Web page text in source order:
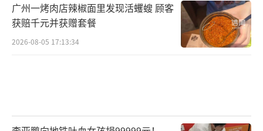
广州一烤肉店辣椒面里发现活蠼螋 顾客
获赔千元并获赠套餐
2026-08-05 17:13:34